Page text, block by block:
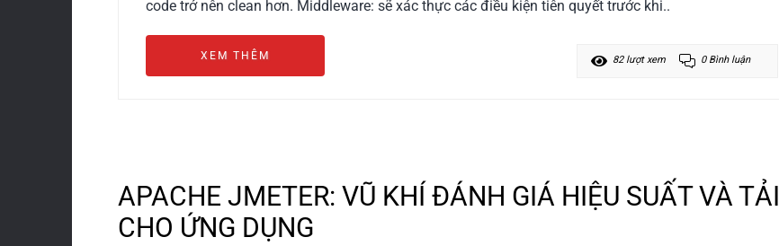
code trở nên clean hơn. Middleware: sẽ xác thực các điều kiện tiên quyết trước khi..
XEM THÊM 82 lượt xem 0 Bình luận
APACHE JMETER: VŨ KHÍ ĐÁNH GIÁ HIỆU SUẤT VÀ TẢI
CHO ỨNG DỤNG